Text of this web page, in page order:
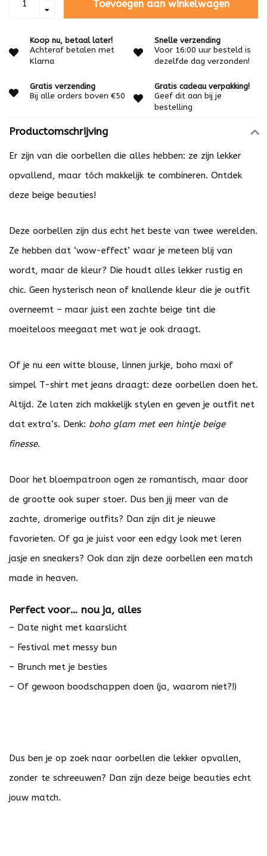
Toevoegen aan winkelwagen
Koop nu, betaal later!
Achteraf betalen met
Klarna
Snelle verzending
Voor 16:00 uur besteld is
dezelfde dag verzonden!
Gratis verzending
Bij alle orders boven €50
Gratis cadeau verpakking!
Geef dit aan bij je
bestelling
Productomschrijving
Er zijn van die oorbellen die alles hebben: ze zijn lekker
opvallend, maar tóch makkelijk te combineren. Ontdek
deze beige beauties!
Deze oorbellen zijn dus echt het beste van twee werelden.
Ze hebben dat ‘wow-effect’ waar je meteen blij van
wordt, maar de kleur? Die houdt alles lekker rustig en
chic. Geen hysterisch neon of knallende kleur die je outfit
overneemt – maar juist een zachte beige tint die
moeiteloos meegaat met wat je ook draagt.
Of je nu een witte blouse, linnen jurkje, boho maxi of
simpel T-shirt met jeans draagt: deze oorbellen doen het.
Altijd. Ze laten zich makkelijk stylen en geven je outfit net
dat extra’s. Denk: boho glam met een hintje beige
finesse.
Door het bloempatroon ogen ze romantisch, maar door
de grootte ook super stoer. Dus ben jij meer van de
zachte, dromerige outfits? Dan zijn dit je nieuwe
favorieten. Of ga je juist voor een edgy look met leren
jasje en sneakers? Ook dan zijn deze oorbellen een match
made in heaven.
Perfect voor… nou ja, alles
– Date night met kaarslicht
– Festival met messy bun
– Brunch met je besties
– Of gewoon boodschappen doen (ja, waarom niet?!)
Dus ben je op zoek naar oorbellen die lekker opvallen,
zonder te schreeuwen? Dan zijn deze beige beauties echt
jouw match.